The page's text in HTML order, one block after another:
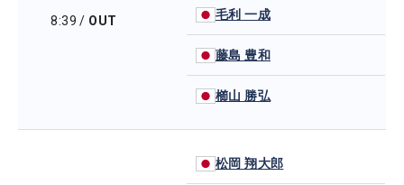
8:39 / OUT 毛利 一成
藤島 豊和
櫛山 勝弘
松岡 翔大郎